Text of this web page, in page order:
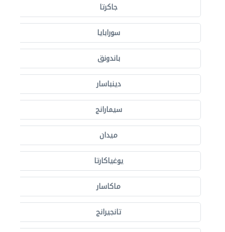
جاكرتا
سورابايا
باندونق
دينباسار
سيمارانج
ميدان
يوغياكارتا
ماكاسار
تانجيرانج